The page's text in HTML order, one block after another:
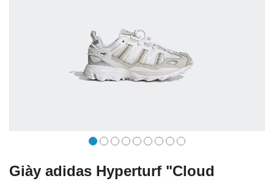
Giày adidas Hyperturf "Cloud